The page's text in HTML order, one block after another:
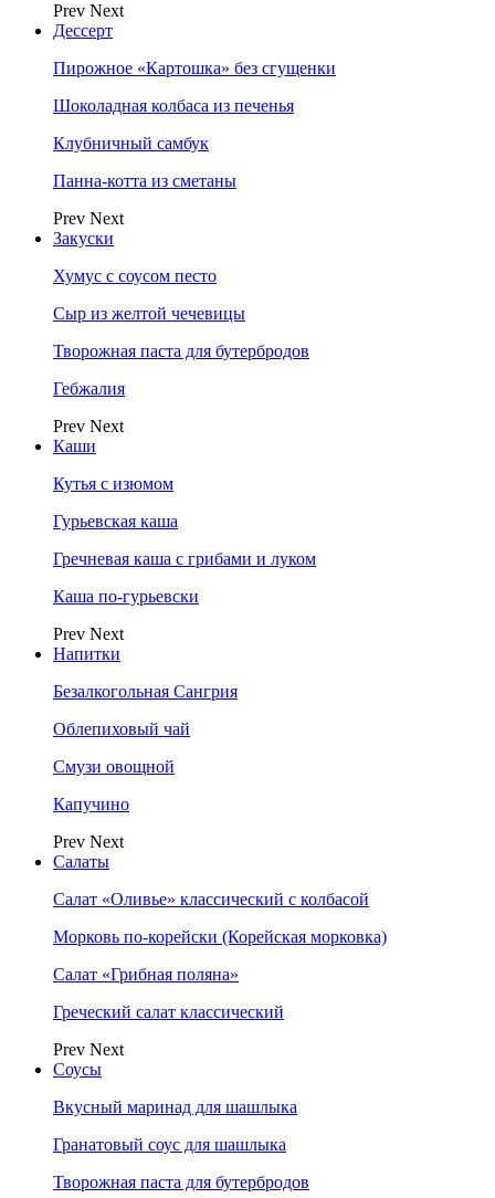
Prev Next
Дессерт
Пирожное «Картошка» без сгущенки
Шоколадная колбаса из печенья
Клубничный самбук
Панна-котта из сметаны
Prev Next
Закуски
Хумус с соусом песто
Сыр из желтой чечевицы
Творожная паста для бутербродов
Гебжалия
Prev Next
Каши
Кутья с изюмом
Гурьевская каша
Гречневая каша с грибами и луком
Каша по-гурьевски
Prev Next
Напитки
Безалкогольная Сангрия
Облепиховый чай
Смузи овощной
Капучино
Prev Next
Салаты
Салат «Оливье» классический с колбасой
Морковь по-корейски (Корейская морковка)
Салат «Грибная поляна»
Греческий салат классический
Prev Next
Соусы
Вкусный маринад для шашлыка
Гранатовый соус для шашлыка
Творожная паста для бутербродов